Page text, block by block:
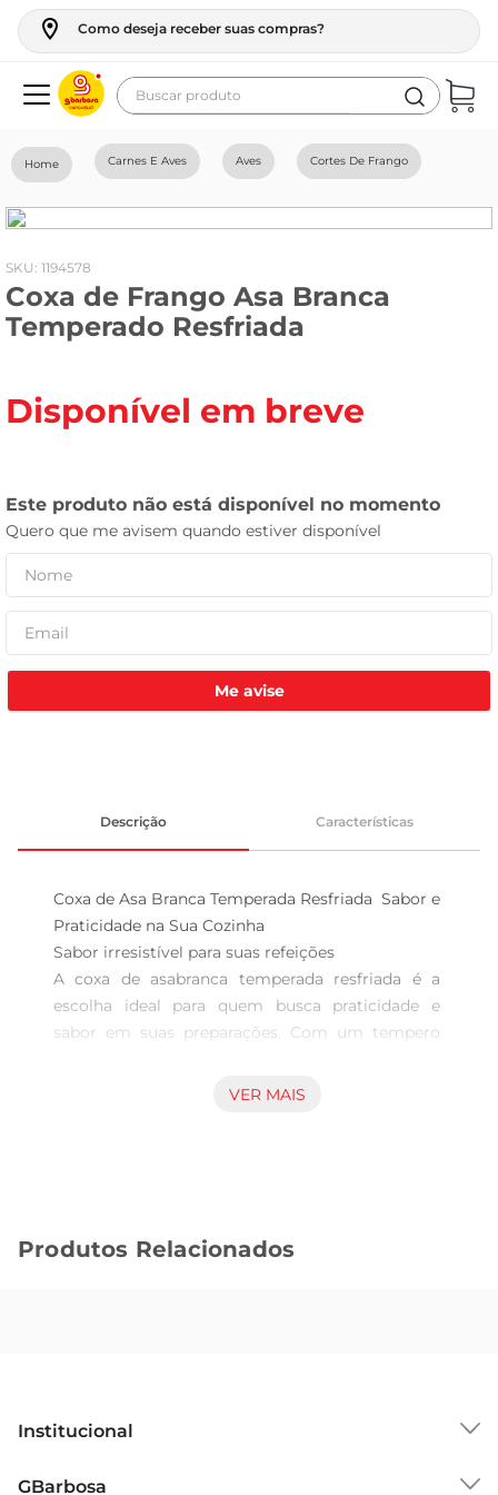
Como deseja receber suas compras?
Buscar produto
Carnes E Aves Aves Cortes De Frango
: 1194578
Coxa de Frango Asa Branca
Temperado Resfriada
Disponível em breve
Me avise
Descrição Características
Coxa de Asa Branca Temperada Resfriada  Sabor e
Praticidade na Sua Cozinha
Sabor irresistível para suas refeições
A coxa de asabranca temperada resfriada é a
escolha ideal para quem busca praticidade e
sabor em suas preparações. Com um tempero
produto é perfeito para diversas receitas, desde
coxa de asa branca é cuidadosamente
Versatilidade na cozinha
pode ser utilizado em diversas preparações. Seja
VER MAIS
Produtos Relacionados
Institucional
GBarbosa
geladeira
fogao
café
cerveja
vinho
leite pó